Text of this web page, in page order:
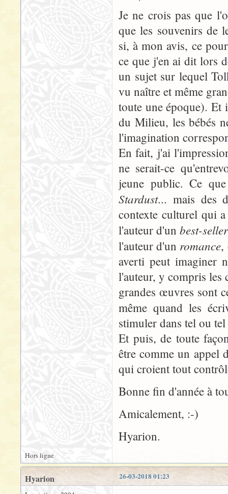
Je ne crois pas que
que les souvenirs de
si, à mon avis, ce
ce que j'en ai dit lors
un sujet sur lequel
vu naître et même
toute une époque). Et
du Milieu, les bébés
l'imagination
En fait, j'ai
ne serait-ce
jeune public. Ce
Stardust... mais des
contexte culturel qui
l'auteur d'unbest-seller
l'auteur d'un romance,
averti peut imaginer
l'auteur, y compris les
grandes œuvres sont
même quand les
stimuler dans tel ou
Et puis, de toute
être comme un appel
qui croient tout
Bonne fin d'année à
Amicalement, :-)
Hyarion.
Hors ligne
26-03-2018 01:23
Hyarion